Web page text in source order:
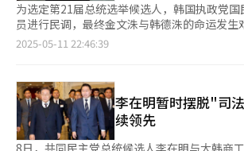
为选定第21届总统选举候选人，韩国执政党
员进行民调，最终金文洙与韩德洙的命运发生
人资格曾一度遭到取消而陷入危局的金文洙
入落选危机，却最终成功保住资格。10日，国
员进行的自动语音电话民调显示，对于更换总
对意见多于赞成，该提案最终被否，金文洙因
份。 金文洙在国民力量党前身政党中担任三届国会议员和两届京
畿道知事，后在尹锡悦政府中出任经济社会劳
2025-05-11 22:46:39
李在明暂时摆脱"司
续领先
8日，共同民主党总统候选人李在明与大韩商